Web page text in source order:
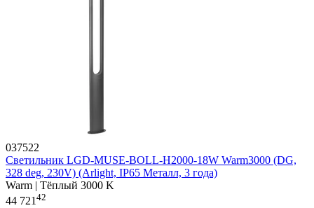
037522
Светильник LGD-MUSE-BOLL-H2000-18W Warm3000 (DG,
328 deg, 230V) (Arlight, IP65 Металл, 3 года)
Warm | Тёплый 3000 K
44 721 42